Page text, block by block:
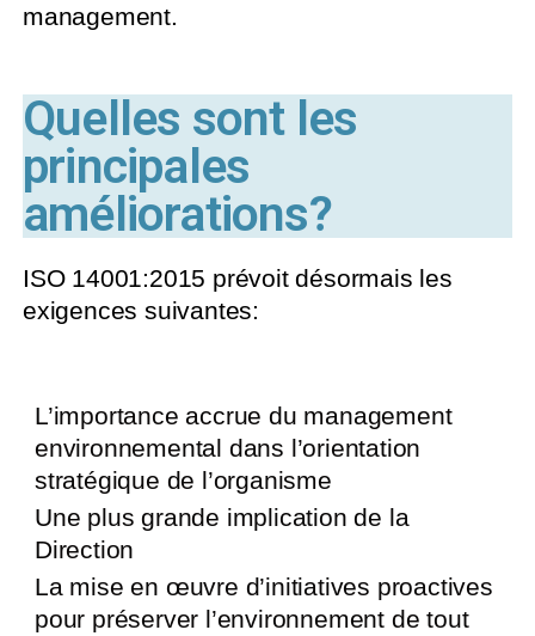
management.
Quelles sont les
principales
améliorations?
ISO 14001:2015 prévoit désormais les
exigences suivantes:
L’importance accrue du management
environnemental dans l’orientation
stratégique de l’organisme
Une plus grande implication de la
Direction
La mise en œuvre d’initiatives proactives
pour préserver l’environnement de tout